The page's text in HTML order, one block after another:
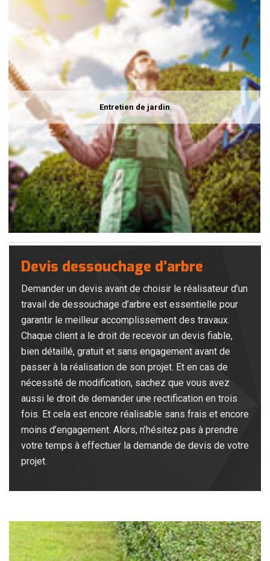
Entretien de jardin
Devis dessouchage d’arbre
Demander un devis avant de choisir le réalisateur d’un
travail de dessouchage d’arbre est essentielle pour
garantir le meilleur accomplissement des travaux.
Chaque client a le droit de recevoir un devis fiable,
bien détaillé, gratuit et sans engagement avant de
passer à la réalisation de son projet. Et en cas de
nécessité de modification, sachez que vous avez
aussi le droit de demander une rectification en trois
fois. Et cela est encore réalisable sans frais et encore
moins d’engagement. Alors, n’hésitez pas à prendre
votre temps à effectuer la demande de devis de votre
projet.